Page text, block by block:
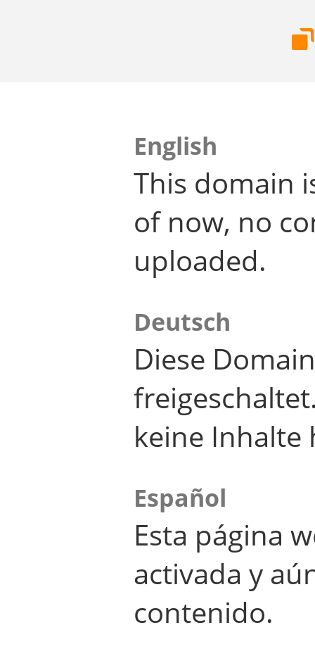
English
This domain
of now, no
uploaded.
Deutsch
Diese
keine Inhalte
Español
Esta página
activada y
contenido.